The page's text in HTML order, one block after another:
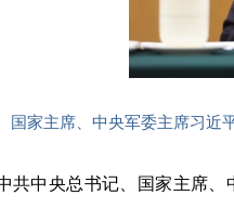
国家主席、中央军委主席习近
中央总书记、国家主席、